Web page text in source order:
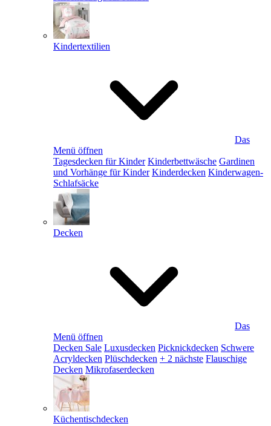
Kindertextilien
Das
Menü öffnen
Tagesdecken für Kinder Kinderbettwäsche Gardinen
und Vorhänge für Kinder Kinderdecken Kinderwagen-
Schlafsäcke
Decken
Das
Menü öffnen
Decken Sale Luxusdecken Picknickdecken Schwere
Acryldecken Plüschdecken + 2 nächste Flauschige
Decken Mikrofaserdecken
Küchentischdecken